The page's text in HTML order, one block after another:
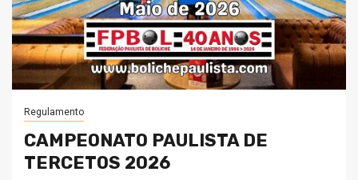
Regulamento
CAMPEONATO PAULISTA DE
TERCETOS 2026